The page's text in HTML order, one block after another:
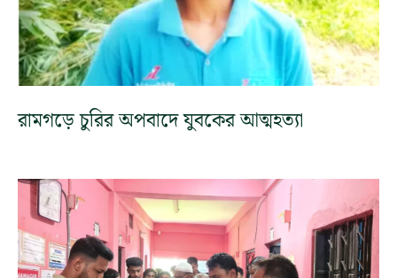
রামগড়ে চুরির অপবাদে যুবকের আত্মহত্যা